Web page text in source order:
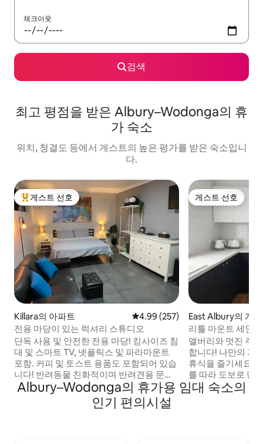
체크아웃
검색
최고 평점을 받은 Albury–Wodonga의 휴
가 숙소
위치, 청결도 등에서 게스트의 높은 평가를 받은 숙소입니
다.
상위 게스트 선호
게스트 선호
Killara의 아파트 평점 4.99점(5점 만점), 후기 257
4.99 (257)
전용 마당이 있는 럭셔리 스튜디오
단독 사용 및 안전한 전용 마당! 킹사이즈 침
대 및 스마트 TV, 넷플릭스 및 파라마운트
포함. 커피 및 토스트 용품도 포함되어 있습
니다! 반려동물 친화적이며 반려견용 문이
있습니다. 세탁기와 건조기. 주방 시설: 휴
대용 전기 쿡탑, 에어프라이어, 전기 프라이
게스트 선호
게스트 선호
East Albury의 게
리틀 마운트 세인
CBD까지 산책
앨버리와 멋진 주
합니다! 나만의 게스트하우스에서 편안한
휴식을 즐기세요.
를 따라 도보로 단
와 앨버리 베이스
인테리어, 야외 데
Albury–Wodonga의 휴가용 임대 숙소의
인기 편의시설